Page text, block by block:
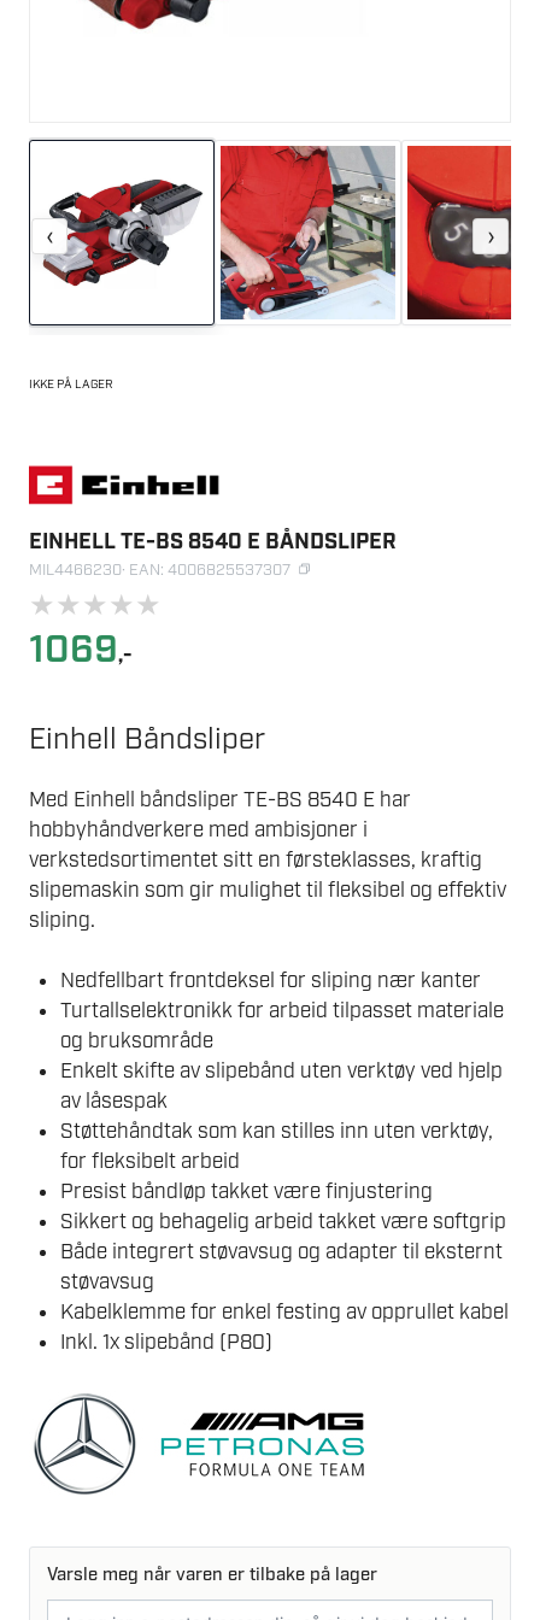
‹ ›
IKKE PÅ LAGER
EINHELL TE-BS 8540 E BÅNDSLIPER
MIL4466230· EAN: 4006825537307
★★★★★
1069,-
Einhell Båndsliper
Med Einhell båndsliper TE-BS 8540 E har
hobbyhåndverkere med ambisjoner i
verkstedsortimentet sitt en førsteklasses, kraftig
slipemaskin som gir mulighet til fleksibel og effektiv
sliping.
Nedfellbart frontdeksel for sliping nær kanter
Turtallselektronikk for arbeid tilpasset materiale
og bruksområde
Enkelt skifte av slipebånd uten verktøy ved hjelp
av låsespak
Støttehåndtak som kan stilles inn uten verktøy,
for fleksibelt arbeid
Presist båndløp takket være finjustering
Sikkert og behagelig arbeid takket være softgrip
Både integrert støvavsug og adapter til eksternt
støvavsug
Kabelklemme for enkel festing av opprullet kabel
Inkl. 1x slipebånd (P80)
Varsle meg når varen er tilbake på lager